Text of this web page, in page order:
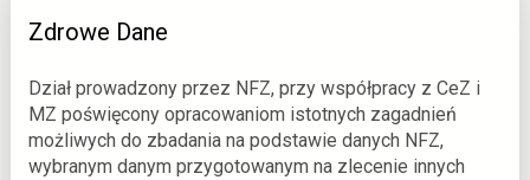
Zdrowe Dane
Dział prowadzony przez NFZ, przy współpracy z CeZ i
MZ poświęcony opracowaniom istotnych zagadnień
możliwych do zbadania na podstawie danych NFZ,
wybranym danym przygotowanym na zlecenie innych